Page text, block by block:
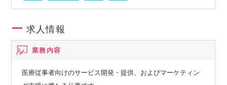
求人情報
業務内容
医療従事者向けのサービス開発・提供、およびマーケティン